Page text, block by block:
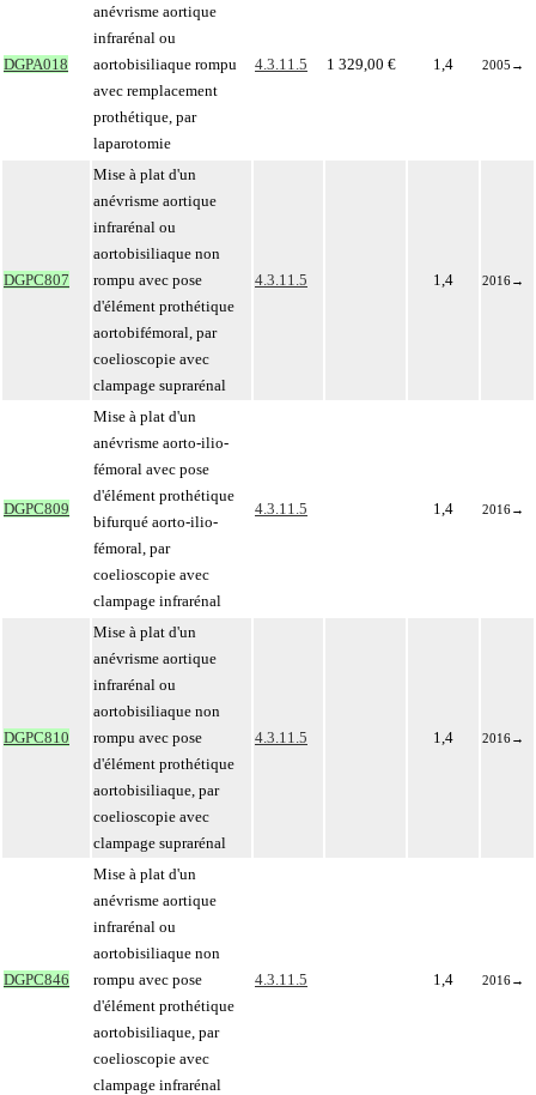
DGPA018
anévrisme aortique
infrarénal ou
aortobisiliaque rompu
avec remplacement
prothétique, par
laparotomie
4.3.11.5 1 329,00 € 1,4 2005 →
DGPC807
Mise à plat d'un
anévrisme aortique
infrarénal ou
aortobisiliaque non
rompu avec pose
d'élément prothétique
aortobifémoral, par
coelioscopie avec
clampage suprarénal
4.3.11.5 1,4 2016→
DGPC809
Mise à plat d'un
anévrisme aorto-ilio-
fémoral avec pose
d'élément prothétique
bifurqué aorto-ilio-
fémoral, par
coelioscopie avec
clampage infrarénal
4.3.11.5 1,4 2016→
DGPC810
Mise à plat d'un
anévrisme aortique
infrarénal ou
aortobisiliaque non
rompu avec pose
d'élément prothétique
aortobisiliaque, par
coelioscopie avec
clampage suprarénal
4.3.11.5 1,4 2016→
DGPC846
Mise à plat d'un
anévrisme aortique
infrarénal ou
aortobisiliaque non
rompu avec pose
d'élément prothétique
aortobisiliaque, par
coelioscopie avec
clampage infrarénal
4.3.11.5 1,4 2016→